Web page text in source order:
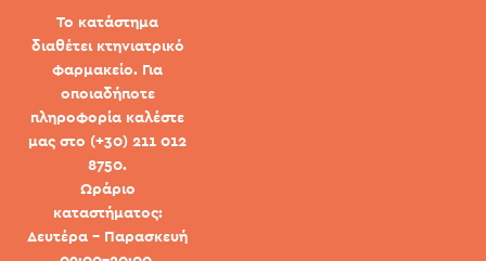
Το κατάστημα
διαθέτει κτηνιατρικό
φαρμακείο. Για
οποιαδήποτε
πληροφορία καλέστε
μας στο (+30) 211 012
8750.
Ωράριο
καταστήματος:
Δευτέρα - Παρασκευή